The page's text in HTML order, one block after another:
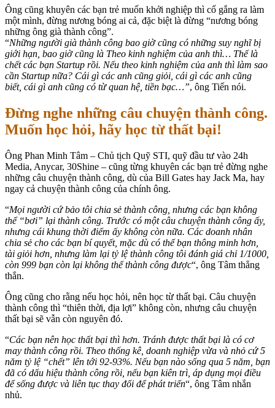
Ông cũng khuyên các bạn trẻ muốn khởi nghiệp thì cố gắng ra làm
một mình, đừng nương bóng ai cả, đặc biệt là đừng “nương bóng
những ông già thành công”.
“Những người già thành công bao giờ cũng có những suy nghĩ bị
giới hạn, bao giờ cũng là Theo kinh nghiệm của anh thì… Thế là
chết các bạn Startup rồi. Nếu theo kinh nghiệm của anh thì làm sao
cần Startup nữa? Cái gì các anh cũng giỏi, cái gì các anh cũng
biết, cái gì anh cũng có từ quan hệ, tiền bạc…”, ông Tiến nói.
Đừng nghe những câu chuyện thành công.
Muốn học hỏi, hãy học từ thất bại!
Ông Phan Minh Tâm – Chủ tịch Quỹ STI, quỹ đầu tư vào 24h
Media, Anycar, 30Shine – cũng từng khuyên các bạn trẻ đừng nghe
những câu chuyện thành công, dù của Bill Gates hay Jack Ma, hay
ngay cả chuyện thành công của chính ông.
“Mọi người cứ bảo tôi chia sẻ thành công, nhưng các bạn không
thể “bơi” lại thành công. Trước có một câu chuyện thành công ấy,
nhưng cái khung thời điểm ấy không còn nữa. Các doanh nhân
chia sẻ cho các bạn bí quyết, mặc dù có thể bạn thông minh hơn,
tài giỏi hơn, nhưng làm lại tỷ lệ thành công tôi đánh giá chỉ 1/1000,
còn 999 bạn còn lại không thể thành công được“, ông Tâm thẳng
thắn.
Ông cũng cho rằng nếu học hỏi, nên học từ thất bại. Câu chuyện
thành công thì “thiên thời, địa lợi” không còn, nhưng câu chuyện
thất bại sẽ vẫn còn nguyên đó.
“Các bạn nên học thất bại thì hơn. Tránh được thất bại là có cơ
may thành công rồi. Theo thống kê, doanh nghiệp vừa và nhỏ cứ 5
năm tỷ lệ “chết” lên tới 92-93%. Nếu bạn nào sống qua 5 năm, bạn
đã có dấu hiệu thành công rồi, nếu bạn kiên trì, áp dụng mọi điều
để sống được và liên tục thay đổi để phát triển“, ông Tâm nhắn
nhủ.